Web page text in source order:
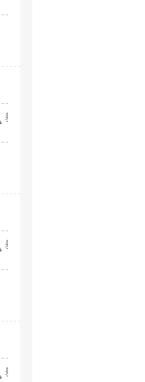
舉
舉
舉